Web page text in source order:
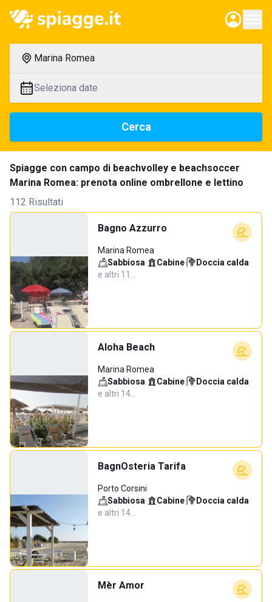
Marina Romea
Seleziona date
Cerca
Spiagge con campo di beachvolley e beachsoccer
Marina Romea: prenota online ombrellone e lettino
112 Risultati
Bagno Azzurro
Marina Romea
Sabbiosa· Cabine· Doccia calda·
e altri 11…
Aloha Beach
Marina Romea
Sabbiosa· Cabine· Doccia calda·
e altri 14…
BagnOsteria Tarifa
Porto Corsini
Sabbiosa· Cabine· Doccia calda·
e altri 14…
Mèr Amor